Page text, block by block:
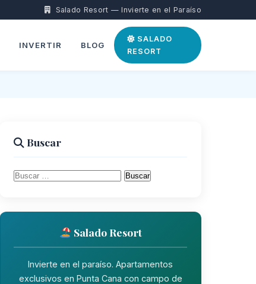
Salado Resort — Invierte en el Paraíso
INVERTIR BLOG
SALADO
RESORT
Buscar
Buscar:
Salado Resort
Invierte en el paraíso. Apartamentos
exclusivos en Punta Cana con campo de